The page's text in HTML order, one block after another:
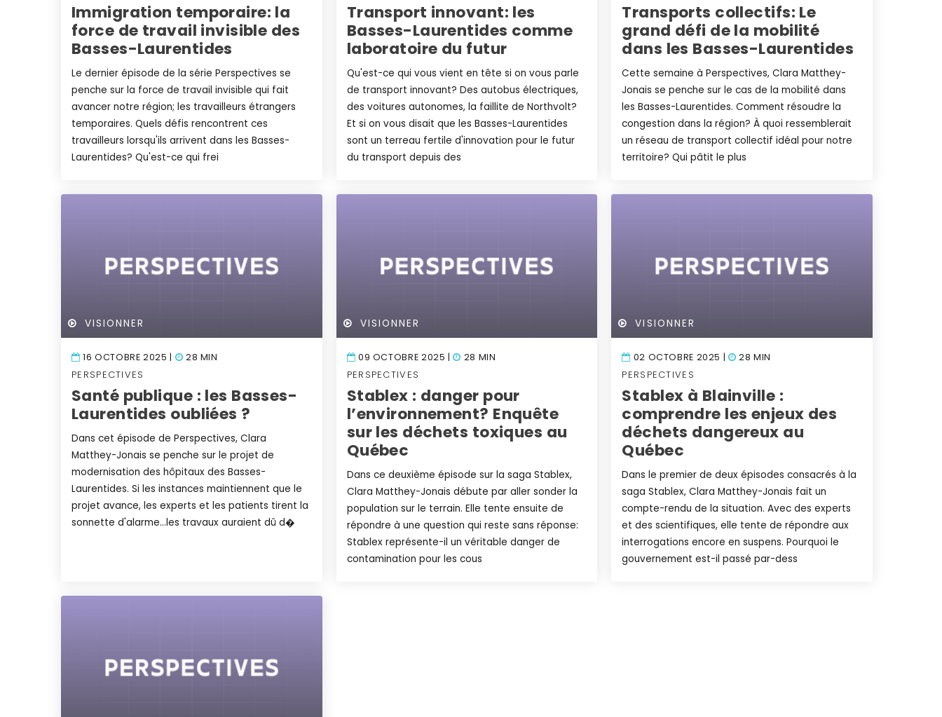
Immigration temporaire: la
force de travail invisible des
Basses-Laurentides
Le dernier épisode de la série Perspectives se
penche sur la force de travail invisible qui fait
avancer notre région; les travailleurs étrangers
temporaires. Quels défis rencontrent ces
travailleurs lorsqu'ils arrivent dans les Basses-
Laurentides? Qu'est-ce qui frei
Transport innovant: les
Basses-Laurentides comme
laboratoire du futur
Qu'est-ce qui vous vient en tête si on vous parle
de transport innovant? Des autobus électriques,
des voitures autonomes, la faillite de Northvolt?
Et si on vous disait que les Basses-Laurentides
sont un terreau fertile d'innovation pour le futur
du transport depuis des
Transports collectifs: Le
grand défi de la mobilité
dans les Basses-Laurentides
Cette semaine à Perspectives, Clara Matthey-
Jonais se penche sur le cas de la mobilité dans
les Basses-Laurentides. Comment résoudre la
congestion dans la région? À quoi ressemblerait
un réseau de transport collectif idéal pour notre
territoire? Qui pâtit le plus
VISIONNER
16 OCTOBRE 2025 | 28 MIN
PERSPECTIVES
Santé publique : les Basses-
Laurentides oubliées ?
Dans cet épisode de Perspectives, Clara
Matthey-Jonais se penche sur le projet de
modernisation des hôpitaux des Basses-
Laurentides. Si les instances maintiennent que le
projet avance, les experts et les patients tirent la
sonnette d'alarme...les travaux auraient dû d�
VISIONNER
09 OCTOBRE 2025 | 28 MIN
PERSPECTIVES
Stablex : danger pour
l’environnement? Enquête
sur les déchets toxiques au
Québec
Dans ce deuxième épisode sur la saga Stablex,
Clara Matthey-Jonais débute par aller sonder la
population sur le terrain. Elle tente ensuite de
répondre à une question qui reste sans réponse:
Stablex représente-il un véritable danger de
contamination pour les cous
VISIONNER
02 OCTOBRE 2025 | 28 MIN
PERSPECTIVES
Stablex à Blainville :
comprendre les enjeux des
déchets dangereux au
Québec
Dans le premier de deux épisodes consacrés à la
saga Stablex, Clara Matthey-Jonais fait un
compte-rendu de la situation. Avec des experts
et des scientifiques, elle tente de répondre aux
interrogations encore en suspens. Pourquoi le
gouvernement est-il passé par-dess